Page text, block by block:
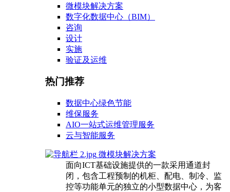
微模块解决方案
数字化数据中心（BIM）
咨询
设计
实施
验证及运维
热门推荐
数据中心绿色节能
维保服务
AIO一站式运维管理服务
云与智能服务
微模块解决方案
面向ICT基础设施提供的一款采用通道封
闭，包含工程预制的机柜、配电、制冷、监
控等功能单元的独立的小型数据中心，为客